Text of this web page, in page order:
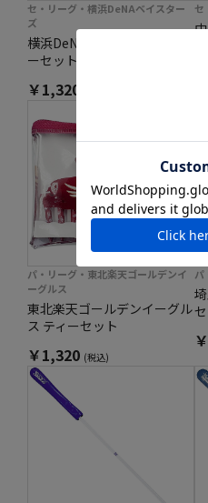
セ・リーグ・横浜DeNAベイスター
ズ
横浜DeNAベイスターズ ティ
ーセット
￥1,320
セ
パ・リーグ・東北楽天ゴールデンイ
ーグルス
東北楽天ゴールデンイーグル
ス ティーセット
￥1,320 (税込)
パ